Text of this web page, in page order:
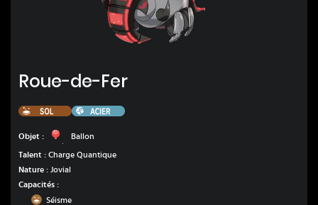
Roue-de-Fer
Sol Acier
Objet : Ballon
Talent : Charge Quantique
Nature : Jovial
Capacités :
SolSéisme